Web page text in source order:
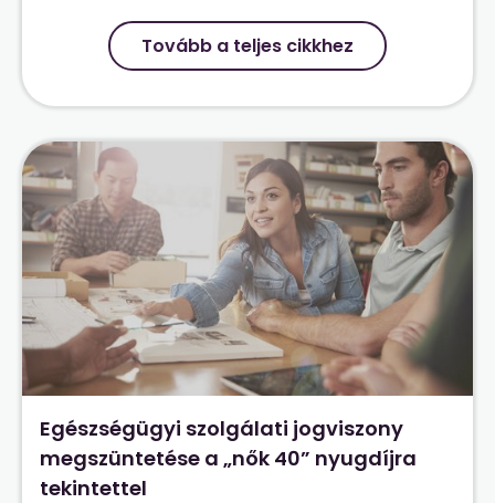
Tovább a teljes cikkhez
Egészségügyi szolgálati jogviszony
megszüntetése a „nők 40” nyugdíjra
tekintettel